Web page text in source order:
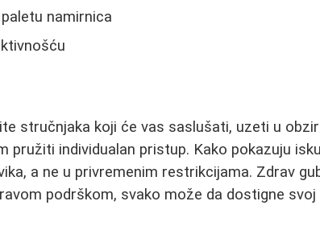
namirnica
stručnjaka koji će vas saslušati, uzeti u
pružiti individualan pristup. Kako pokazuju
a ne u privremenim restrikcijama. Zdrav
podrškom, svako može da dostigne svoj